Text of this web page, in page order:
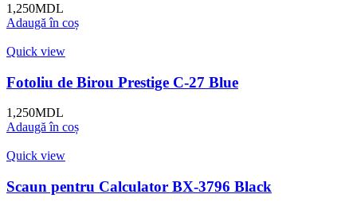
1,250MDL
Adaugă în coș
Quick view
Fotoliu de Birou Prestige C-27 Blue
1,250MDL
Adaugă în coș
Quick view
Scaun pentru Calculator BX-3796 Black